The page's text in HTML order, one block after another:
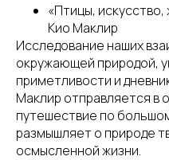
«Птицы,
Кио Маклир
Исследование наших
окружающей природой,
приметливости и
Маклир отправляется в
путешествие по
размышляет о природе
осмысленной жизни.